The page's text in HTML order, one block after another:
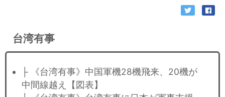
台湾有事
├ 《台湾有事》中国軍機28機飛来、20機が
中間線越え【図表】